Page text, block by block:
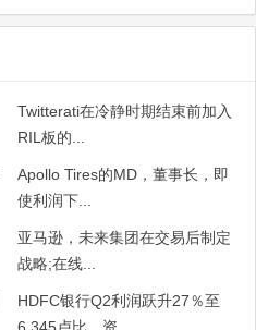
Twitterati在冷静时期结束前加入
RIL板的...
Apollo Tires的MD，董事长，即
使利润下...
亚马逊，未来集团在交易后制定
战略;在线...
HDFC银行Q2利润跃升27％至